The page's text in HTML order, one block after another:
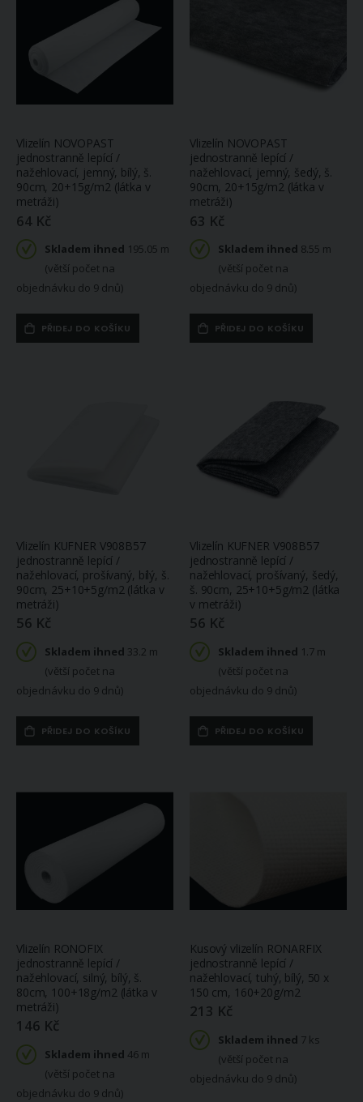
Vlizelín NOVOPAST
jednostranně lepící /
nažehlovací, jemný, bílý, š.
90cm, 20+15g/m2 (látka v
metráži)
64 Kč
Skladem ihned 195.05 m
(větší počet na
objednávku do 9 dnů)
PŘIDEJ DO KOŠÍKU
Vlizelín NOVOPAST
jednostranně lepící /
nažehlovací, jemný, šedý, š.
90cm, 20+15g/m2 (látka v
metráži)
63 Kč
Skladem ihned 8.55 m
(větší počet na
objednávku do 9 dnů)
PŘIDEJ DO KOŠÍKU
Vlizelín KUFNER V908B57
jednostranně lepící /
nažehlovací, prošívaný, bílý, š.
90cm, 25+10+5g/m2 (látka v
metráži)
56 Kč
Skladem ihned 33.2 m
(větší počet na
objednávku do 9 dnů)
PŘIDEJ DO KOŠÍKU
Vlizelín KUFNER V908B57
jednostranně lepící /
nažehlovací, prošívaný, šedý,
š. 90cm, 25+10+5g/m2 (látka
v metráži)
56 Kč
Skladem ihned 1.7 m
(větší počet na
objednávku do 9 dnů)
PŘIDEJ DO KOŠÍKU
Vlizelín RONOFIX
jednostranně lepící /
nažehlovací, silný, bílý, š.
80cm, 100+18g/m2 (látka v
metráži)
146 Kč
Skladem ihned 46 m
(větší počet na
objednávku do 9 dnů)
Kusový vlizelín RONARFIX
jednostranně lepící /
nažehlovací, tuhý, bílý, 50 x
150 cm, 160+20g/m2
213 Kč
Skladem ihned 7 ks
(větší počet na
objednávku do 9 dnů)